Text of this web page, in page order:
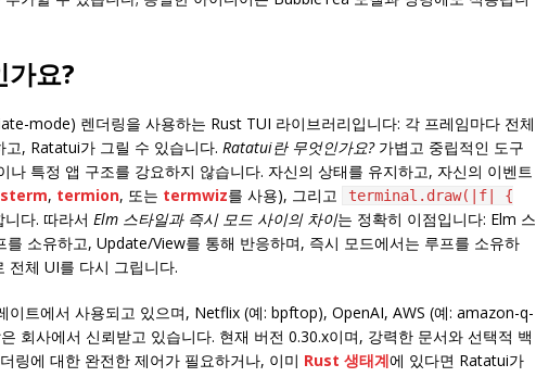
요?
mode) 렌더링을 사용하는 Rust TUI 라이브러리입니다: 각 프레임마다 전체
, Ratatui가 그릴 수 있습니다. Ratatui란 무엇인가요?가볍고 중립적인 도구
나 특정 앱 구조를 강요하지 않습니다. 자신의 상태를 유지하고, 자신의 이벤트
, termion, 또는 termwiz를 사용), 그리고
terminal.draw(|f| {
다. 따라서 Elm 스타일과 즉시 모드 사이의 차이는 정확히 이점입니다: Elm 스
를 소유하고, Update/View를 통해 반응하며, 즉시 모드에서는 루프를 소유하
전체 UI를 다시 그립니다.
이트에서 사용되고 있으며, Netflix (예: bpftop), OpenAI, AWS (예: amazon-q-
회사에서 신뢰받고 있습니다. 현재 버전 0.30.x이며, 강력한 문서와 선택적 백
링에 대한 완전한 제어가 필요하거나, 이미 Rust 생태계에 있다면 Ratatui가